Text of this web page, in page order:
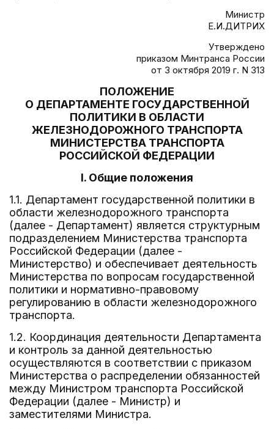
Министр
Е.И.ДИТРИХ
Утверждено
приказом Минтранса России
от 3 октября 2019 г. N 313
ПОЛОЖЕНИЕ
О ДЕПАРТАМЕНТЕ ГОСУДАРСТВЕННОЙ
ПОЛИТИКИ В ОБЛАСТИ
ЖЕЛЕЗНОДОРОЖНОГО ТРАНСПОРТА
МИНИСТЕРСТВА ТРАНСПОРТА
РОССИЙСКОЙ ФЕДЕРАЦИИ
I. Общие положения
1.1. Департамент государственной политики в
области железнодорожного транспорта
(далее - Департамент) является структурным
подразделением Министерства транспорта
Российской Федерации (далее -
Министерство) и обеспечивает деятельность
Министерства по вопросам государственной
политики и нормативно-правовому
регулированию в области железнодорожного
транспорта.
1.2. Координация деятельности Департамента
и контроль за данной деятельностью
осуществляются в соответствии с приказом
Министерства о распределении обязанностей
между Министром транспорта Российской
Федерации (далее - Министр) и
заместителями Министра.